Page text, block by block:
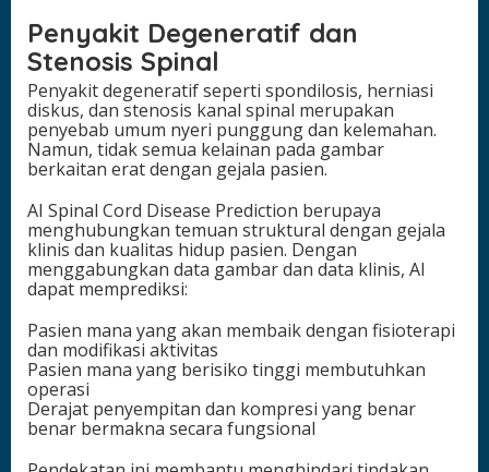
Penyakit Degeneratif dan
Stenosis Spinal
Penyakit degeneratif seperti spondilosis, herniasi
diskus, dan stenosis kanal spinal merupakan
penyebab umum nyeri punggung dan kelemahan.
Namun, tidak semua kelainan pada gambar
berkaitan erat dengan gejala pasien.
AI Spinal Cord Disease Prediction berupaya
menghubungkan temuan struktural dengan gejala
klinis dan kualitas hidup pasien. Dengan
menggabungkan data gambar dan data klinis, AI
dapat memprediksi:
Pasien mana yang akan membaik dengan fisioterapi
dan modifikasi aktivitas
Pasien mana yang berisiko tinggi membutuhkan
operasi
Derajat penyempitan dan kompresi yang benar
benar bermakna secara fungsional